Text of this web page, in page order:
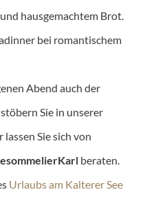
hausgemachtem Brot.
bei romantischem
Abend auch der
Sie in unserer
lassen Sie sich von
Karl beraten.
Urlaubs am Kalterer See